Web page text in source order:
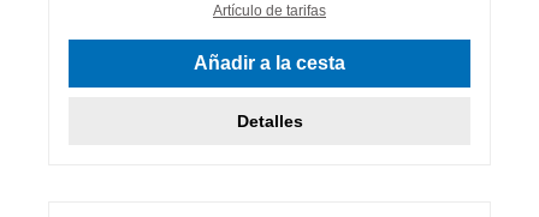
Artículo de tarifas
Añadir a la cesta
Detalles